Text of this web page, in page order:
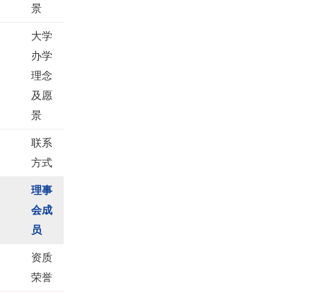
景
大学
办学
理念
及愿
景
联系
方式
理事
会成
员
资质
荣誉